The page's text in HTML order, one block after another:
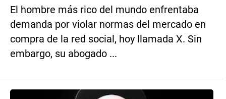
El hombre más rico del mundo enfrentaba
demanda por violar normas del mercado en
compra de la red social, hoy llamada X. Sin
embargo, su abogado ...